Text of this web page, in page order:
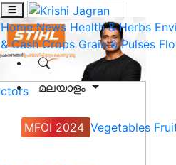
Home News Health & Herbs
& Cash Crops Grain & Pulses
മലയാളം
MFOI 2024 Vegetables